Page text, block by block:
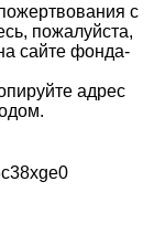
с
пожалуйста,
сайте фонда-
адрес
.